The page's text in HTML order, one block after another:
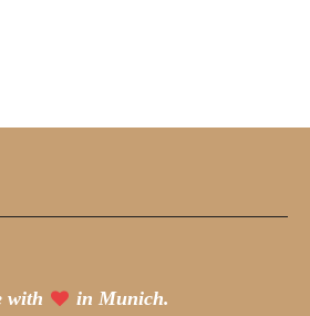
with in Munich.